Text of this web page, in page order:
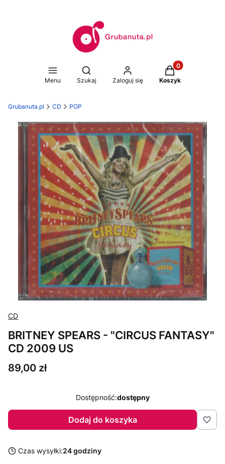
Menu
Otwórz wyszukiwarkę
Szukaj Zaloguj się
Produkty w
Koszyk
Grubanuta.pl CD POP
CD
BRITNEY SPEARS - "CIRCUS FANTASY"
CD 2009 US
Cena
89,00 zł
Dostępność:dostępny
Dodaj do koszyka
Czas wysyłki:24 godziny